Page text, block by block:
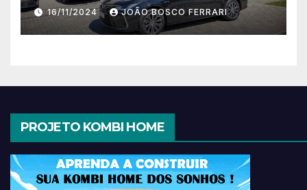
16/11/2024 JOÃO BOSCO FERRARI
PROJETO KOMBI HOME